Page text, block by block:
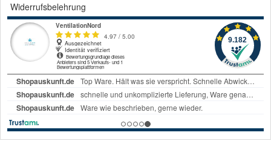
Widerrufsbelehrung